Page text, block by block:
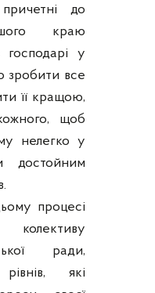
до
краю
у
зробити все
її кращою,
щоб
нелегко у
достойним
процесі
ради,
які